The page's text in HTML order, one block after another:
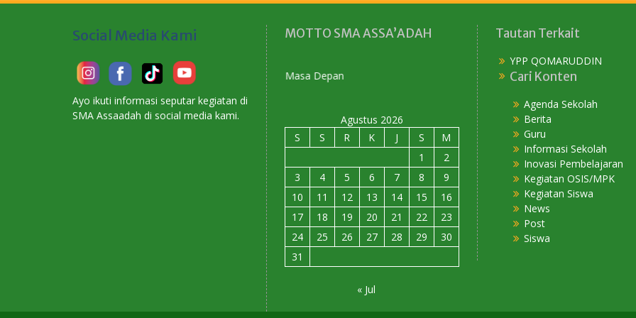
Social Media Kami
Ayo ikuti informasi seputar kegiatan di
SMA Assaadah di social media kami.
MOTTO SMA ASSA’ADAH
Membangun Karakter Menyiapkan Masa
Agustus 2026
S
S R K J S
M
1
2
3
4 5 6 7 8
9
10
11 12 13 14 15
16
17
18 19 20 21 22
23
24
25 26 27 28 29
30
31
« Jul
Tautan Terkait
YPP QOMARUDDIN
Cari Konten
Agenda Sekolah
Berita
Guru
Informasi Sekolah
Inovasi Pembelajaran
Kegiatan OSIS/MPK
Kegiatan Siswa
News
Post
Siswa